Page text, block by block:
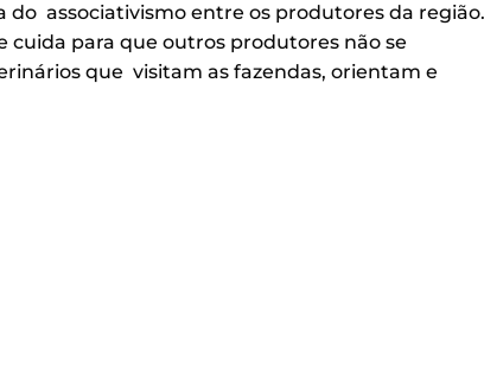
associativismo entre os produtores da região.
cuida para que outros produtores não se
que visitam as fazendas, orientam e